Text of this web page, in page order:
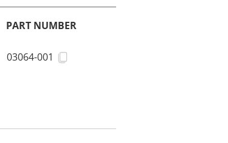
PART NUMBER
03064-001